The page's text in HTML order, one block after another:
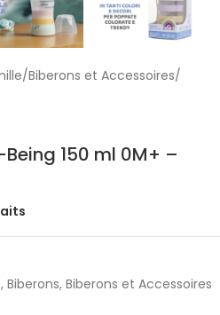
Biberons et Accessoires
150 ml 0M+ –
, Biberons, Biberons et Accessoires